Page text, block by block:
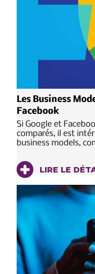
Les Business
Facebook
Si Google et
comparés, il est
business models,
LIRE LE